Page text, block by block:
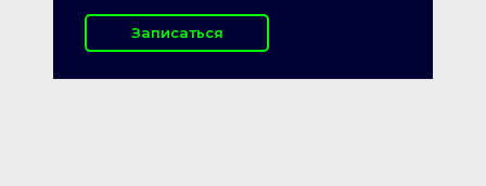
Записаться